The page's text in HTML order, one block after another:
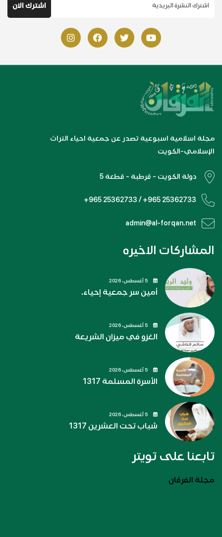
مجلة اسلامية اسبوعية تصدر عن جمعية احياء التراث
الإسلامي-الكويت
دولة الكويت - قرطبة - قطعة 5
+965 25362733 / +965 25362733
admin@al-forqan.net
المشاركات الاخيره
أمين سر جمعية إحياء.
الغزو في ميزان الشريعة
الأسرة المسلمة 1317
شباب تحت العشرين 1317
تابعنا على تويتر
مجلة الفرقان